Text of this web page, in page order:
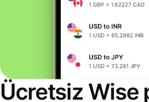
Ücretsiz Wise